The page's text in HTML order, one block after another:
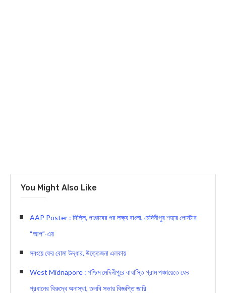
You Might Also Like
AAP Poster : দিল্লি, পাঞ্জাবের পর লক্ষ্য বাংলা, মেদিনীপুর শহরে পোস্টার
“আপ”-এর
সবংয়ে ফের বোমা উদ্ধার, উত্তেজনা এলকায়
West Midnapore : পশ্চিম মেদিনীপুরে বাঘাস্তি গ্রাম পঞ্চায়েতে ফের
প্রধানের বিরুদ্ধে অনাস্থা, তলবি সভার বিজ্ঞপ্তি জ‍ারি